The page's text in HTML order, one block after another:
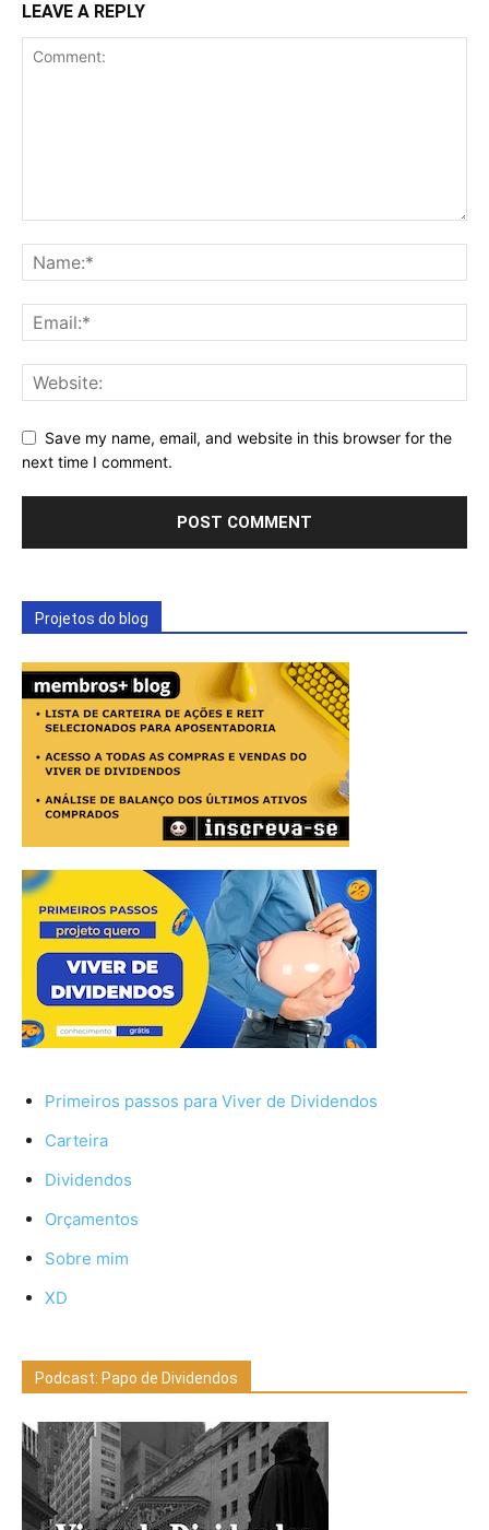
LEAVE A REPLY
Save my name, email, and website in this browser for the
next time I comment.
Projetos do blog
Primeiros passos para Viver de Dividendos
Carteira
Dividendos
Orçamentos
Sobre mim
XD
Podcast: Papo de Dividendos